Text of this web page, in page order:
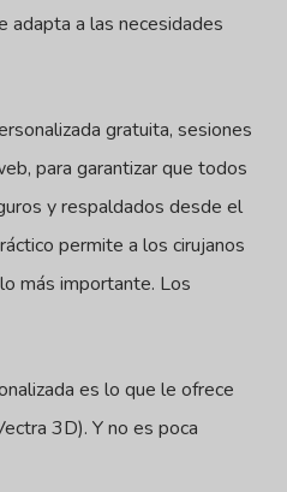
adapta a las necesidades
gratuita, sesiones
para garantizar que todos
y respaldados desde el
permite a los cirujanos
más importante. Los
es lo que le ofrece
3D). Y no es poca